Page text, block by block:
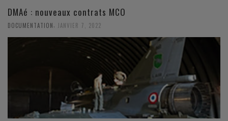
DMAé : nouveaux contrats MCO
DOCUMENTATION, JANVIER 7, 2022